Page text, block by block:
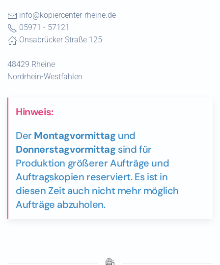
info@kopiercenter-rheine.de
05971 - 57121
Onsabrücker Straße 125
48429 Rheine
Nordrhein-Westfahlen
Hinweis:
DerMontagvormittag und
Donnerstagvormittag sind für
Produktion größerer Aufträge und
Auftragskopien reserviert. Es ist in
diesen Zeit auch nicht mehr möglich
Aufträge abzuholen.